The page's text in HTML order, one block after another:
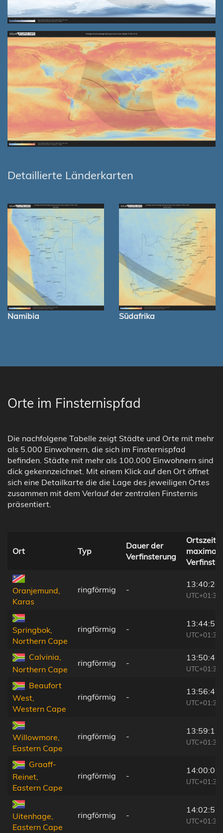
Detaillierte Länderkarten
Namibia Südafrika
Orte im Finsternispfad
Die nachfolgene Tabelle zeigt Städte und Orte mit mehr
als 5.000 Einwohnern, die sich im Finsternispfad
befinden. Städte mit mehr als 100.000 Einwohnern sind
dick gekennzeichnet. Mit einem Klick auf den Ort öffnet
sich eine Detailkarte die die Lage des jeweiligen Ortes
zusammen mit dem Verlauf der zentralen Finsternis
präsentiert.
Ort Typ
Dauer der
Verfinsterung
Ortszeit
Oranjemund,
Karas
ringförmig -
13:40:26
UTC+01:30
Springbok,
Northern Cape
ringförmig -
13:44:53
UTC+01:30
Calvinia,
Northern Cape
ringförmig -
13:50:46
UTC+01:30
Beaufort
West,
Western Cape
ringförmig -
13:56:47
UTC+01:30
Willowmore,
Eastern Cape
ringförmig -
13:59:15
UTC+01:30
Graaff-
Reinet,
Eastern Cape
ringförmig -
14:00:06
UTC+01:30
Uitenhage,
Eastern Cape
ringförmig -
14:02:51
UTC+01:30